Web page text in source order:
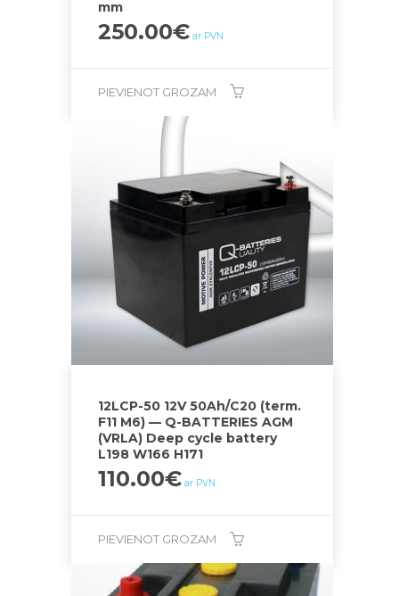
mm
250.00€ ar PVN
PIEVIENOT GROZAM
12LCP-50 12V 50Ah/C20 (term.
F11 M6) — Q-BATTERIES AGM
(VRLA) Deep cycle battery
L198 W166 H171
110.00€ ar PVN
PIEVIENOT GROZAM